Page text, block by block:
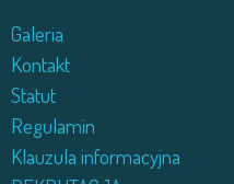
Galeria
Kontakt
Statut
Regulamin
Klauzula informacyjna